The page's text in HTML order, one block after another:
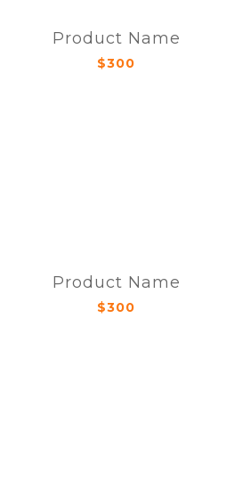
Product Name
$300
Product Name
$300